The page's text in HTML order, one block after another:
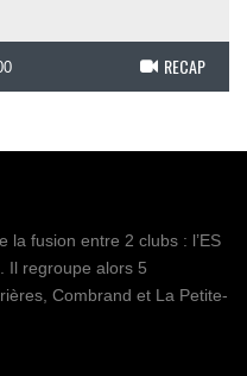
RECAP
la fusion entre 2 clubs : l’ES
Il regroupe alors 5
Combrand et La Petite-